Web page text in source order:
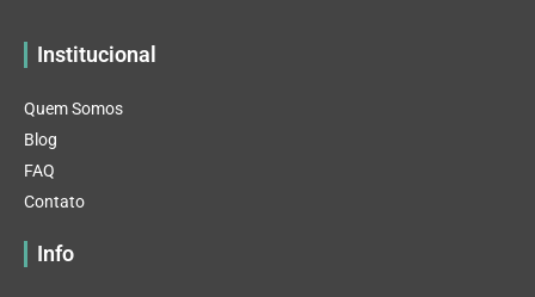
Institucional
Quem Somos
Blog
FAQ
Contato
Info